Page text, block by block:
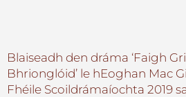
Blaiseadh den dráma ‘Faigh
Bhrionglóid’ le hEoghan Mac
Fhéile Scoildrámaíochta 2019